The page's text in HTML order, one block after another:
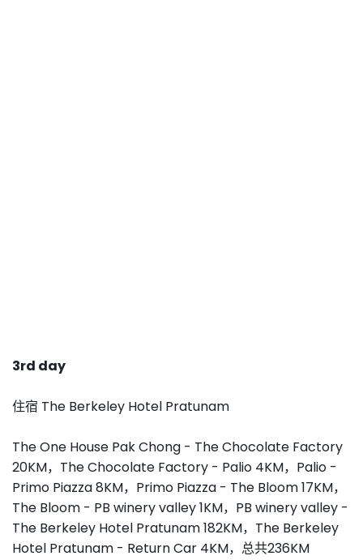
3rd day
住宿 The Berkeley Hotel Pratunam
The One House Pak Chong - The Chocolate Factory
20KM， The Chocolate Factory - Palio 4KM， Palio -
Primo Piazza 8KM， Primo Piazza - The Bloom 17KM，
The Bloom - PB winery valley 1KM， PB winery valley -
The Berkeley Hotel Pratunam 182KM， The Berkeley
Hotel Pratunam - Return Car 4KM，总共236KM